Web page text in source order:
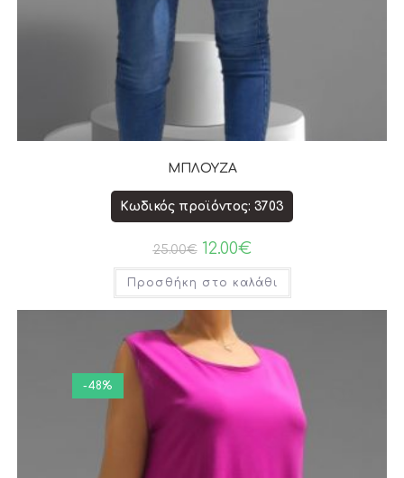
ΜΠΛΟΥΖΑ
Κωδικός προϊόντος: 3703
25.00€ 12.00€
Προσθήκη στο καλάθι
-48%